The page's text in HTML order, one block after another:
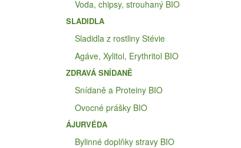
Voda, chipsy, strouhaný BIO
SLADIDLA
Sladidla z rostliny Stévie
Agáve, Xylitol, Erythritol BIO
ZDRAVÁ SNÍDANĚ
Snídaně a Proteiny BIO
Ovocné prášky BIO
ÁJURVÉDA
Bylinné doplňky stravy BIO